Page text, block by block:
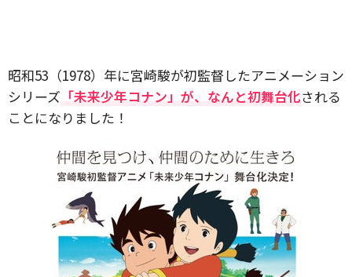
昭和53（1978）年に宮崎駿が初監督したアニメーション
シリーズ 「未来少年コナン」が、なんと初舞台化される
ことになりました！